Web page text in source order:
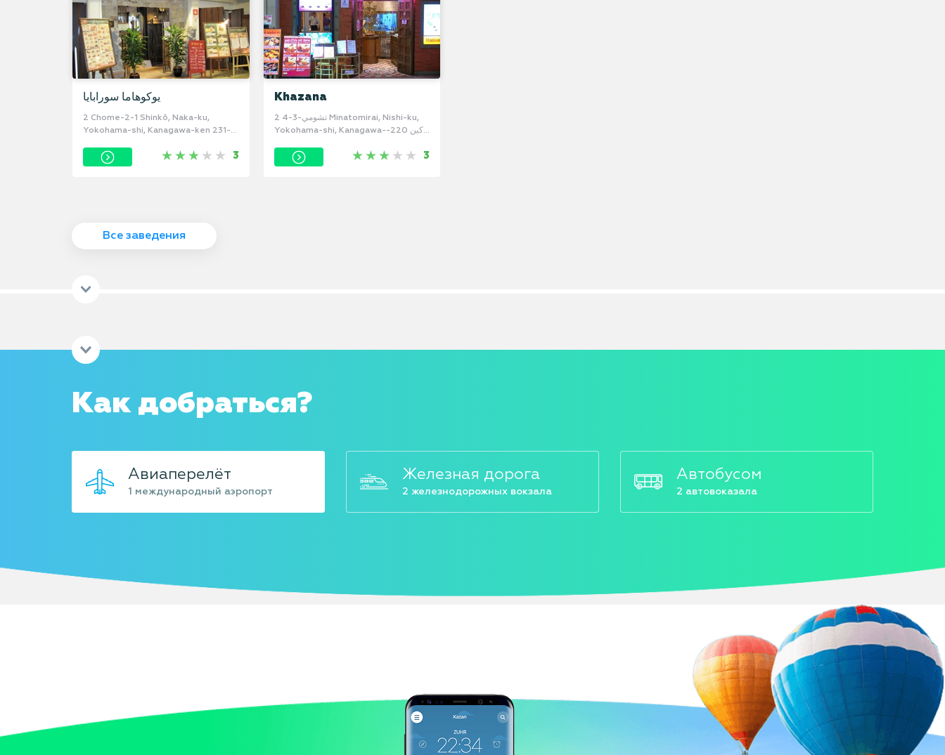
يوكوهاما سورابايا
2 Chome-2-1 Shinkō, Naka-ku,
Yokohama-shi, Kanagawa-ken 231-
3
Khazana
2 تشومي-3-4 Minatomirai, Nishi-ku,
Yokohama-shi, Kanagawa-كين 220-
3
Все заведения
Как добраться?
Авиаперелёт
1 международный аэропорт
Железная дорога
2 железнодорожных вокзала
Автобусом
2 автовоказала